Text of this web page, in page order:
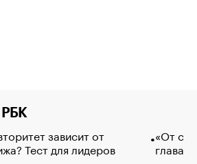
РБК
зависит от
Тест для лидеров
«От
глава